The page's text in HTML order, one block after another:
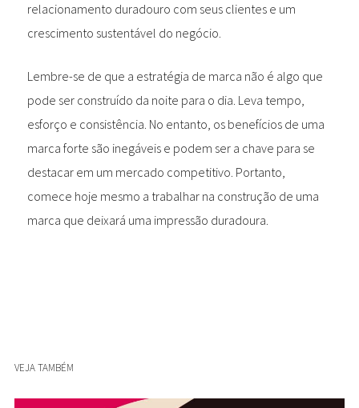
relacionamento duradouro com seus clientes e um
crescimento sustentável do negócio.
Lembre-se de que a estratégia de marca não é algo que
pode ser construído da noite para o dia. Leva tempo,
esforço e consistência. No entanto, os benefícios de uma
marca forte são inegáveis e podem ser a chave para se
destacar em um mercado competitivo. Portanto,
comece hoje mesmo a trabalhar na construção de uma
marca que deixará uma impressão duradoura.
VEJA TAMBÉM